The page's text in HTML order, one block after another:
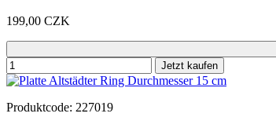
199,00 CZK
Jetzt kaufen
Produktcode: 227019